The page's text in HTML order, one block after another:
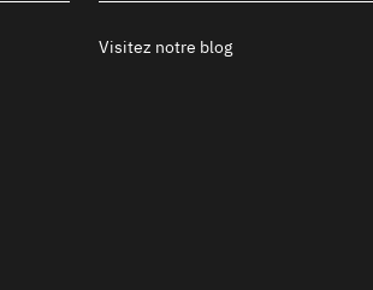
Visitez notre blog